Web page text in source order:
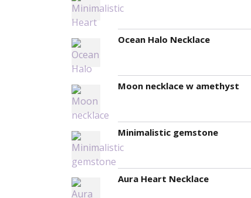
Ocean Halo Necklace
Moon necklace w amethyst
Minimalistic gemstone
Aura Heart Necklace